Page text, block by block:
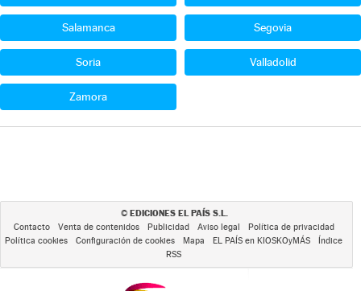
Salamanca Segovia
Soria Valladolid
Zamora
© EDICIONES EL PAÍS S.L.
Contacto Venta de contenidos Publicidad Aviso legal
Política de privacidad
Política cookies
Configuración de cookies Mapa EL PAÍS en KIOSKOyMÁS
Índice
RSS